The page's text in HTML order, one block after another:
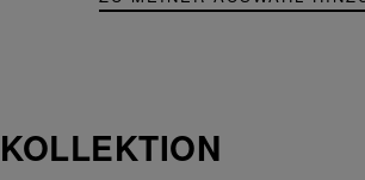
KOLLEKTION